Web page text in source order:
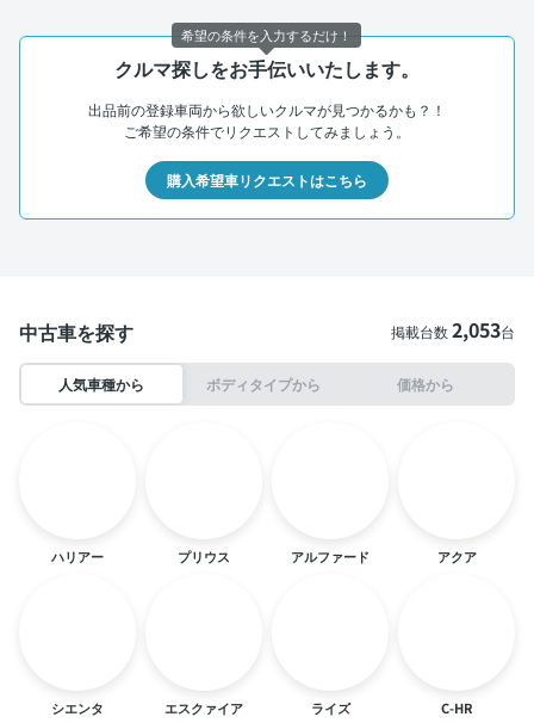
クルマ探しをお手伝いいたします。
出品前の登録車両から欲しいクルマが見つかるかも？！
ご希望の条件でリクエストしてみましょう。
購入希望車リクエストはこちら
中古車を探す 掲載台数2,053台
人気車種から ボディタイプから 価格から
ハリアー プリウス アルファード アクア
シエンタ エスクァイア ライズ C-HR
希望の条件を入力するだけ！